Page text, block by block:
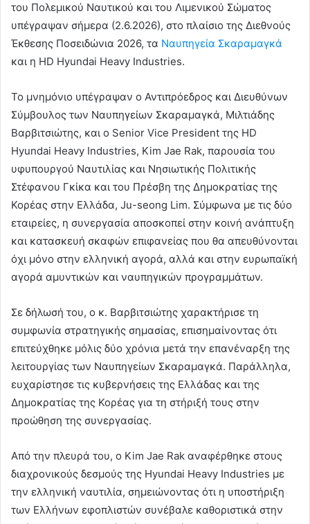
του Πολεμικού Ναυτικού και του Λιμενικού Σώματος
υπέγραψαν σήμερα (2.6.2026), στο πλαίσιο της Διεθνούς
Έκθεσης Ποσειδώνια 2026, τα Ναυπηγεία Σκαραμαγκά
και η HD Hyundai Heavy Industries.
Το μνημόνιο υπέγραψαν ο Αντιπρόεδρος και Διευθύνων
Σύμβουλος των Ναυπηγείων Σκαραμαγκά, Μιλτιάδης
Βαρβιτσιώτης, και ο Senior Vice President της HD
Hyundai Heavy Industries, Kim Jae Rak, παρουσία του
υφυπουργού Ναυτιλίας και Νησιωτικής Πολιτικής
Στέφανου Γκίκα και του Πρέσβη της Δημοκρατίας της
Κορέας στην Ελλάδα, Ju-seong Lim. Σύμφωνα με τις δύο
εταιρείες, η συνεργασία αποσκοπεί στην κοινή ανάπτυξη
και κατασκευή σκαφών επιφανείας που θα απευθύνονται
όχι μόνο στην ελληνική αγορά, αλλά και στην ευρωπαϊκή
αγορά αμυντικών και ναυπηγικών προγραμμάτων.
Σε δήλωσή του, ο κ. Βαρβιτσιώτης χαρακτήρισε τη
συμφωνία στρατηγικής σημασίας, επισημαίνοντας ότι
επιτεύχθηκε μόλις δύο χρόνια μετά την επανέναρξη της
λειτουργίας των Ναυπηγείων Σκαραμαγκά. Παράλληλα,
ευχαρίστησε τις κυβερνήσεις της Ελλάδας και της
Δημοκρατίας της Κορέας για τη στήριξή τους στην
προώθηση της συνεργασίας.
Από την πλευρά του, ο Kim Jae Rak αναφέρθηκε στους
διαχρονικούς δεσμούς της Hyundai Heavy Industries με
την ελληνική ναυτιλία, σημειώνοντας ότι η υποστήριξη
των Ελλήνων εφοπλιστών συνέβαλε καθοριστικά στην